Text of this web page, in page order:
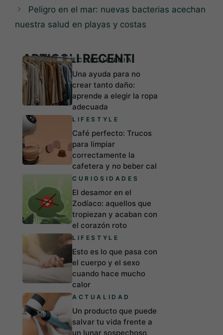
Peligro en el mar: nuevas bacterias acechan
nuestra salud en playas y costas
ARTICOLI RECENTI
ECONCIENCIA
Una ayuda para no
crear tanto daño:
aprende a elegir la ropa
adecuada
LIFESTYLE
Café perfecto: Trucos
para limpiar
correctamente la
cafetera y no beber cal
CURIOSIDADES
El desamor en el
Zodíaco: aquellos que
tropiezan y acaban con
el corazón roto
LIFESTYLE
Esto es lo que pasa con
el cuerpo y el sexo
cuando hace mucho
calor
ACTUALIDAD
Un producto que puede
salvar tu vida frente a
un lunar sospechoso